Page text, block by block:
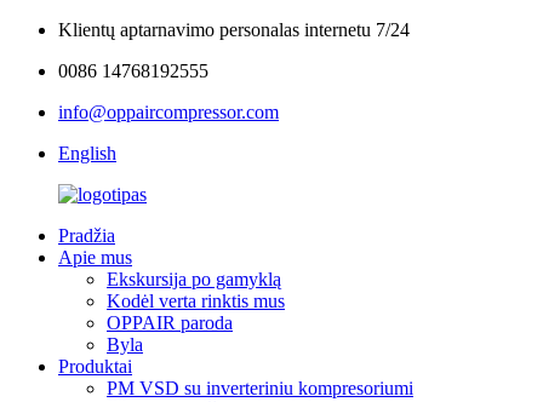
Klientų aptarnavimo personalas internetu 7/24
0086 14768192555
info@oppaircompressor.com
English
Pradžia
Apie mus
Ekskursija po gamyklą
Kodėl verta rinktis mus
OPPAIR paroda
Byla
Produktai
PM VSD su inverteriniu kompresoriumi